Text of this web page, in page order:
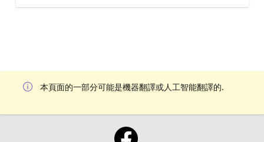
本頁面的一部分可能是機器翻譯或人工智能翻譯的.